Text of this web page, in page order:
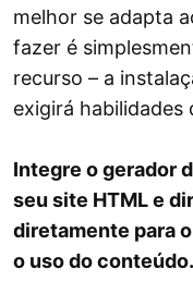
melhor se adapta
fazer é
recurso – a
exigirá habilidades
Integre o gerador
seu site HTML e
diretamente para
o uso do conteúdo.